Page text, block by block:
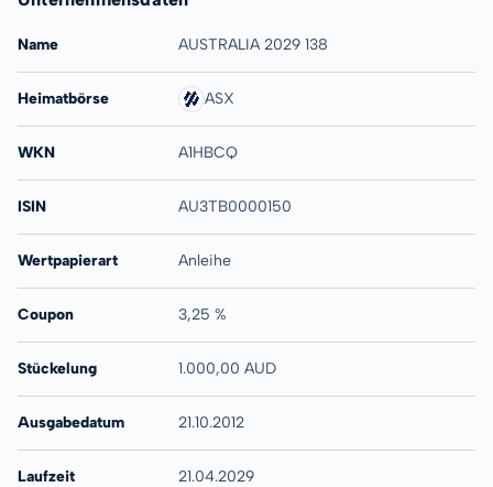
Name AUSTRALIA 2029 138
Heimatbörse ASX
WKN A1HBCQ
ISIN AU3TB0000150
Wertpapierart Anleihe
Coupon 3,25 %
Stückelung 1.000,00 AUD
Ausgabedatum 21.10.2012
Laufzeit 21.04.2029